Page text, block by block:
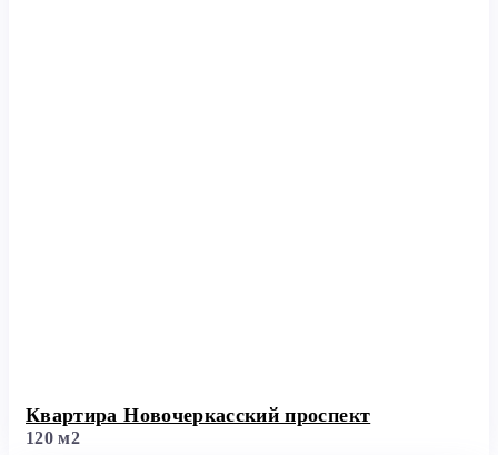
Квартира Новочеркасский проспект
120 м2